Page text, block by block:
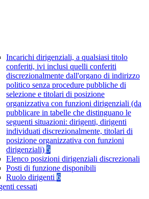
Incarichi dirigenziali, a qualsiasi titolo
conferiti, ivi inclusi quelli conferiti
discrezionalmente dall'organo di indirizzo
politico senza procedure pubbliche di
selezione e titolari di posizione
organizzativa con funzioni dirigenziali (da
pubblicare in tabelle che distinguano le
seguenti situazioni: dirigenti, dirigenti
individuati discrezionalmente, titolari di
posizione organizzativa con funzioni
dirigenziali) 5
Elenco posizioni dirigenziali discrezionali
Posti di funzione disponibili
Ruolo dirigenti 6
cessati